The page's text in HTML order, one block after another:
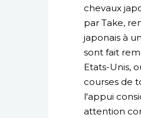
chevaux
par Take,
japonais à
sont fait
Etats-Unis,
courses de
l'appui
attention